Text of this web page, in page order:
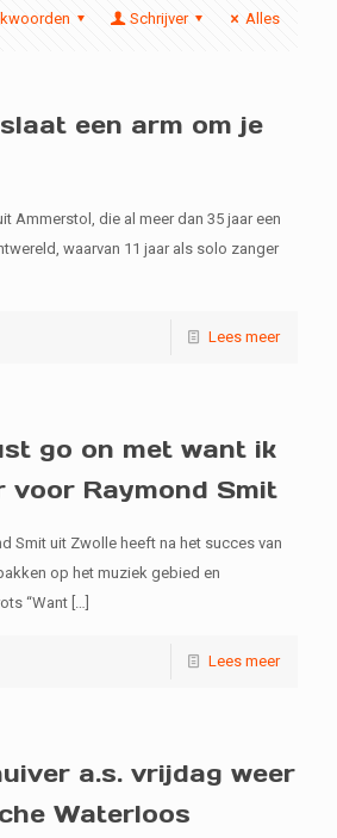
Schrijver Alles
een arm om je
Ammerstol, die al meer dan 35 jaar een
waarvan 11 jaar als solo zanger
Lees meer
go on met want ik
voor Raymond Smit
Smit uit Zwolle heeft na het succes van
op het muziek gebied en
“Want
Lees meer
a.s. vrijdag weer
Waterloos